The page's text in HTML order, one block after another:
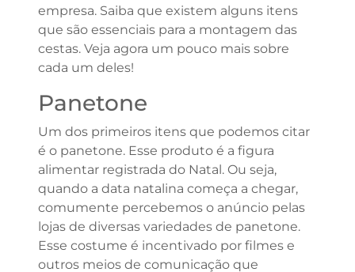
empresa. Saiba que existem alguns itens
que são essenciais para a montagem das
cestas. Veja agora um pouco mais sobre
cada um deles!
Panetone
Um dos primeiros itens que podemos citar
é o panetone. Esse produto é a figura
alimentar registrada do Natal. Ou seja,
quando a data natalina começa a chegar,
comumente percebemos o anúncio pelas
lojas de diversas variedades de panetone.
Esse costume é incentivado por filmes e
outros meios de comunicação que